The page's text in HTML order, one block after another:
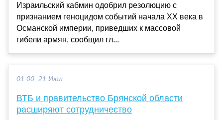
Израильский кабмин одобрил резолюцию с
признанием геноцидом событий начала XX века в
Османской империи, приведших к массовой
гибели армян, сообщил гл...
01:00, 21 Июл
ВТБ и правительство Брянской области
расширяют сотрудничество